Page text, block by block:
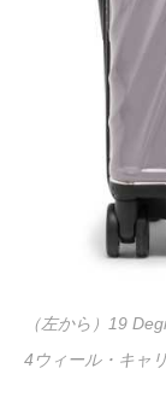
（左から）19
4ウィール・キャ